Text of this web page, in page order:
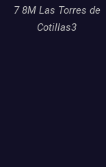
7 8M Las Torres de
Cotillas3